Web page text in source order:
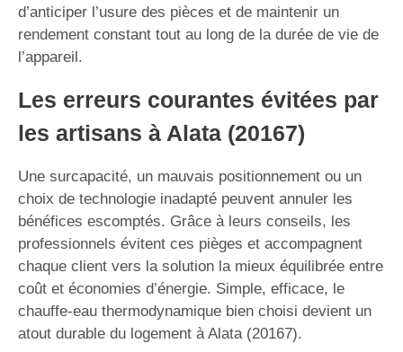
d’anticiper l’usure des pièces et de maintenir un
rendement constant tout au long de la durée de vie de
l’appareil.
Les erreurs courantes évitées par
les artisans à Alata (20167)
Une surcapacité, un mauvais positionnement ou un
choix de technologie inadapté peuvent annuler les
bénéfices escomptés. Grâce à leurs conseils, les
professionnels évitent ces pièges et accompagnent
chaque client vers la solution la mieux équilibrée entre
coût et économies d’énergie. Simple, efficace, le
chauffe-eau thermodynamique bien choisi devient un
atout durable du logement à Alata (20167).